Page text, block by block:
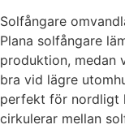
Solfångare
Plana solfångare
produktion, medan
bra vid lägre
perfekt för nordligt
cirkulerar mellan